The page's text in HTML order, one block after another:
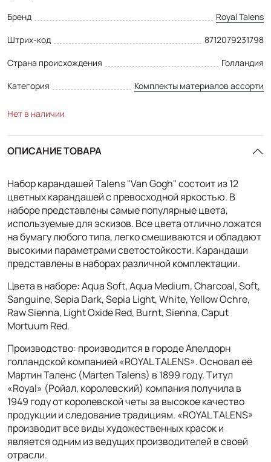
Бренд
Royal Talens
Штрих-код
8712079231798
Страна происхождения
Голландия
Категория
Комплекты материалов ассорти
Нет в наличии
ОПИСАНИЕ ТОВАРА
Набор карандашей Talens "Van Gogh" состоит из 12
цветных карандашей с превосходной яркостью. В
наборе представлены самые популярные цвета,
используемые для эскизов. Все цвета отлично ложатся
на бумагу любого типа, легко смешиваются и обладают
высокими параметрами светостойкости. Карандаши
представлены в наборах различной комплектации.
Цвета в наборе: Aqua Soft, Aqua Medium, Charcoal, Soft,
Sanguine, Sepia Dark, Sepia Light, White, Yellow Ochre,
Raw Sienna, Light Oxide Red, Burnt, Sienna, Caput
Mortuum Red.
Производство: производится в городе Апелдорн
голландской компанией «ROYAL TALENS». Основал её
Мартин Таленс (Marten Talens) в 1899 году. Титул
«Royal» (Ройал, королевский) компания получила в
1949 году от королевской четы за высокое качество
продукции и следование традициям. «ROYAL TALENS»
производит все виды художественных красок и
является одним из ведущих производителей в своей
отрасли.